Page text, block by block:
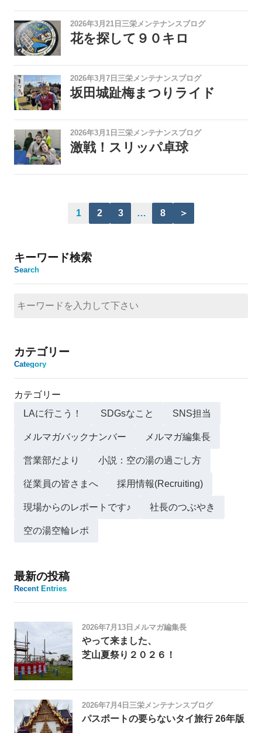
2026年3月21日 三栄メンテナンスブログ
花を探して９０キロ
2026年3月7日 三栄メンテナンスブログ
坂田城趾梅まつりライド
2026年3月1日 三栄メンテナンスブログ
激戦！スリッパ卓球
1 2 3 … 8 ＞
キーワード検索
Search
カテゴリー
Category
カテゴリー
LAに行こう！
SDGsなこと SNS担当
メルマガバックナンバー メルマガ編集長
営業部だより 小説：空の湯の過ごし方
従業員の皆さまへ 採用情報(Recruiting)
現場からのレポートです♪ 社長のつぶやき
空の湯空輪レポ
最新の投稿
Recent Entries
2026年7月13日 メルマガ編集長
やって来ました、
芝山夏祭り２０２６！
2026年7月4日 三栄メンテナンスブログ
パスポートの要らないタイ旅行 26年版